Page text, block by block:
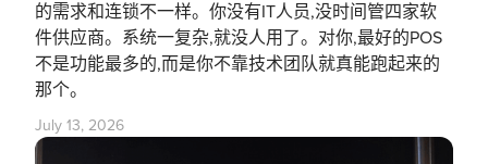
的需求和连锁不一样。你没有IT人员,没时间管四家软
件供应商。系统一复杂,就没人用了。对你,最好的POS
不是功能最多的,而是你不靠技术团队就真能跑起来的
那个。
July 13, 2026